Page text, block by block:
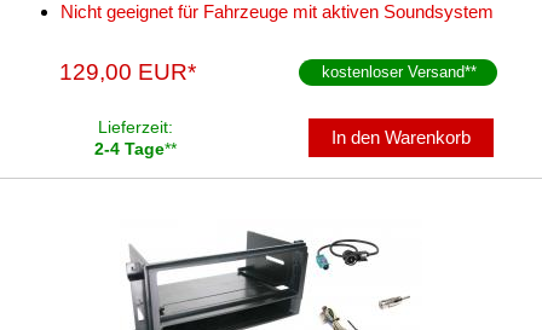
Nicht geeignet für Fahrzeuge mit aktiven Soundsystem
129,00 EUR* kostenloser Versand**
Lieferzeit:
2-4 Tage**
In den Warenkorb